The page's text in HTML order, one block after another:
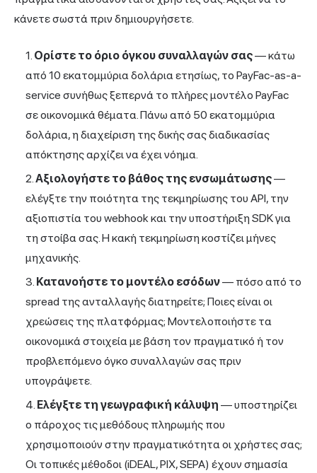
κάνετε σωστά πριν δημιουργήσετε.
Ορίστε το όριο όγκου συναλλαγών σας— κάτω
από 10 εκατομμύρια δολάρια ετησίως, το PayFac-as-a-
service συνήθως ξεπερνά το πλήρες μοντέλο PayFac
σε οικονομικά θέματα. Πάνω από 50 εκατομμύρια
δολάρια, η διαχείριση της δικής σας διαδικασίας
απόκτησης αρχίζει να έχει νόημα.
Αξιολογήστε το βάθος της ενσωμάτωσης—
ελέγξτε την ποιότητα της τεκμηρίωσης του API, την
αξιοπιστία του webhook και την υποστήριξη SDK για
τη στοίβα σας. Η κακή τεκμηρίωση κοστίζει μήνες
μηχανικής.
Κατανοήστε το μοντέλο εσόδων— πόσο από το
spread της ανταλλαγής διατηρείτε; Ποιες είναι οι
χρεώσεις της πλατφόρμας; Μοντελοποιήστε τα
οικονομικά στοιχεία με βάση τον πραγματικό ή τον
προβλεπόμενο όγκο συναλλαγών σας πριν
υπογράψετε.
Ελέγξτε τη γεωγραφική κάλυψη — υποστηρίζει
ο πάροχος τις μεθόδους πληρωμής που
χρησιμοποιούν στην πραγματικότητα οι χρήστες σας;
Οι τοπικές μέθοδοι (iDEAL, PIX, SEPA) έχουν σημασία